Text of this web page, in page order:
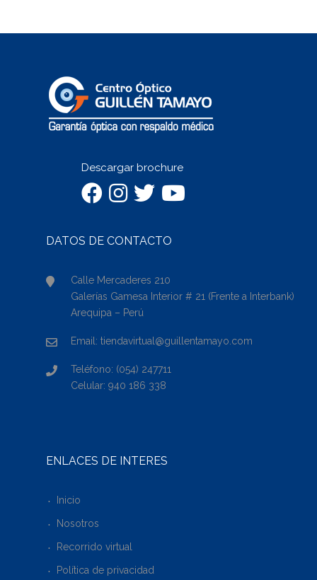
Descargar brochure
DATOS DE CONTACTO
Calle Mercaderes 210
Galerías Gamesa Interior # 21 (Frente a Interbank)
Arequipa – Perú
Email: tiendavirtual@guillentamayo.com
Teléfono: (054) 247711
Celular: 940 186 338
ENLACES DE INTERÉS
Inicio
Nosotros
Recorrido virtual
Política de privacidad